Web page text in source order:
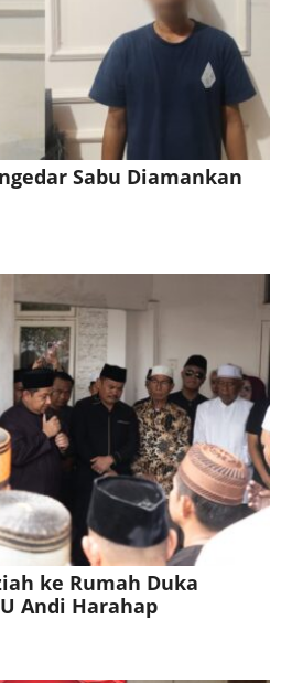
Sabu Diamankan
ke Rumah Duka
Andi Harahap